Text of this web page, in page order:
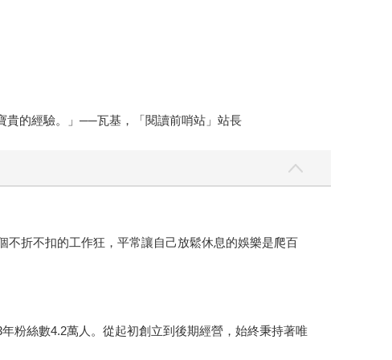
貴的經驗。」──瓦基，「閱讀前哨站」站長
不折不扣的工作狂，平常讓自己放鬆休息的娛樂是爬百
粉絲數4.2萬人。從起初創立到後期經營，始終秉持著唯